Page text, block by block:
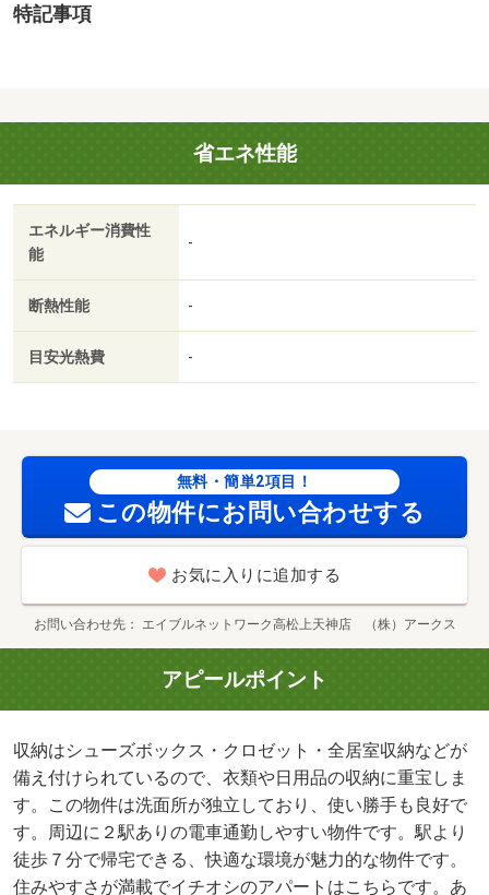
しい生活にお勧めなのが、こちらのアパートです。収納性
っております。根強いニーズを誇る駅近の物件となり、徒
歩７分に駅があります。通風良好で常に新鮮な空気を送り
込むアパートをご案内します。・賃貸保証等：加入要（ア
プラス 初回：総賃料５０％（最低保証料２０，０００
円）年間保証料１０，０００円）・鍵交換代：あり２２，
０００円～・維持費等：２４時間安心サポートＲＡ２，７
気で曇りにくくなっています。収納はシューズボックス・
クロゼット・全居室収納などが備え付けられているので、
衣類や日用品の収納に重宝します。/室内清掃費用 44000
特記事項
省エネ性能
エネルギー消費性
能
-
断熱性能 -
目安光熱費 -
無料・簡単2項目！
この物件にお問い合わせする
お気に入りに追加する
お問い合わせ先 エイブルネットワーク高松上天神店 （株）アークス
アピールポイント
収納はシューズボックス・クロゼット・全居室収納などが
備え付けられているので、衣類や日用品の収納に重宝しま
す。この物件は洗面所が独立しており、使い勝手も良好で
す。周辺に２駅ありの電車通勤しやすい物件です。駅より
徒歩７分で帰宅できる、快適な環境が魅力的な物件です。
住みやすさが満載でイチオシのアパートはこちらです。あ